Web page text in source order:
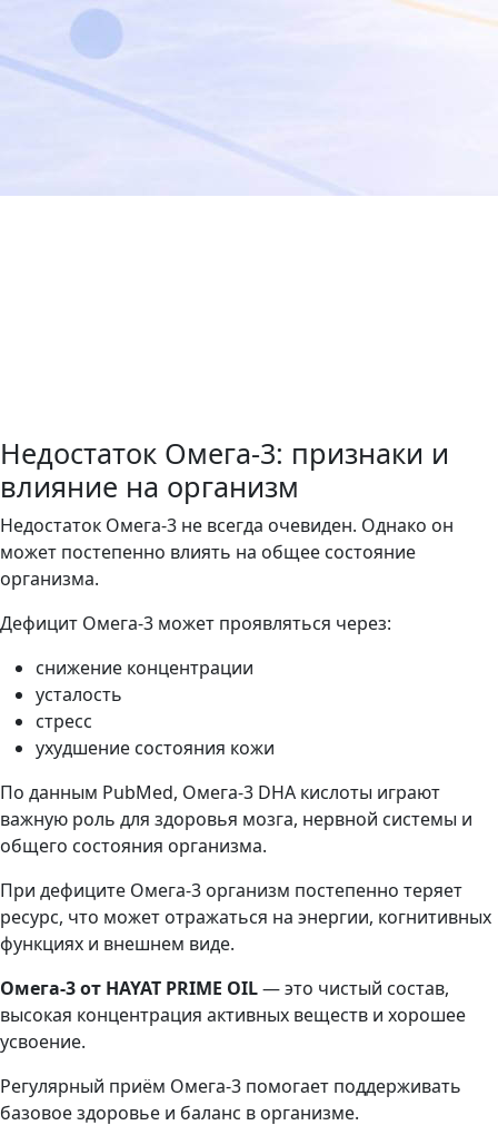
Недостаток Омега-3: признаки и
влияние на организм
Недостаток Омега-3 не всегда очевиден. Однако он
может постепенно влиять на общее состояние
организма.
Дефицит Омега-3 может проявляться через:
снижение концентрации
усталость
стресс
ухудшение состояния кожи
По данным PubMed, Омега-3 DHA кислоты играют
важную роль для здоровья мозга, нервной системы и
общего состояния организма.
При дефиците Омега-3 организм постепенно теряет
ресурс, что может отражаться на энергии, когнитивных
функциях и внешнем виде.
Омега-3 от HAYAT PRIME OIL— это чистый состав,
высокая концентрация активных веществ и хорошее
усвоение.
Регулярный приём Омега-3 помогает поддерживать
базовое здоровье и баланс в организме.